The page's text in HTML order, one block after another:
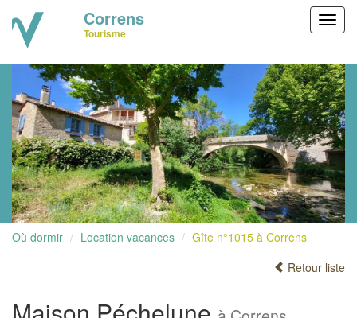
Correns
Tourisme
Où dormir Location vacances
Gîte n°1015 à Correns
Retour liste